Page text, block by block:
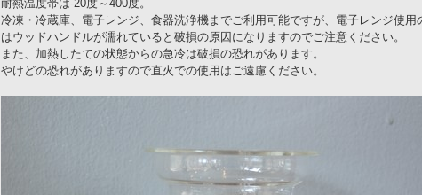
耐熱温度帯は-20度～400度。
冷凍・冷蔵庫、電子レンジ、食器洗浄機までご利用可能ですが、電子レンジ使用
はウッドハンドルが濡れていると破損の原因になりますのでご注意ください。
また、加熱したての状態からの急冷は破損の恐れがあります。
やけどの恐れがありますので直火での使用はご遠慮ください。